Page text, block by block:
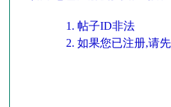
帖子ID非法
如果您已注册,请